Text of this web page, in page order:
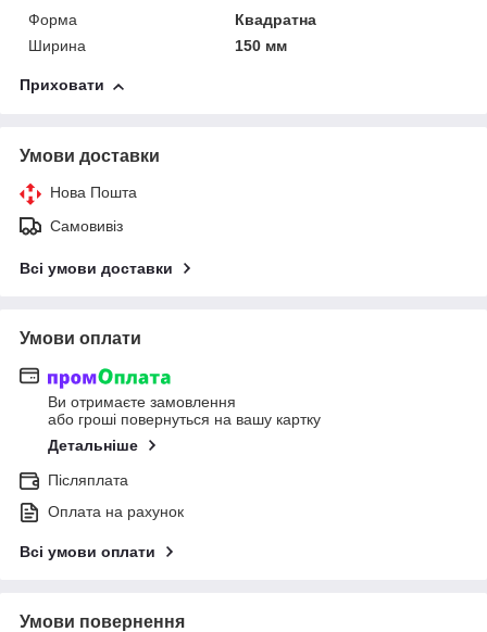
Форма
Квадратна
Ширина
150 мм
Приховати
Умови доставки
Нова Пошта
Самовивіз
Всі умови доставки
Умови оплати
Ви отримаєте замовлення
або гроші повернуться на вашу картку
Детальніше
Післяплата
Оплата на рахунок
Всі умови оплати
Умови повернення